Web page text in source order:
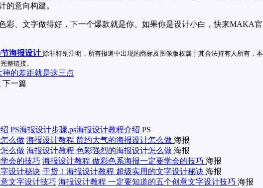
的意向构建。
彩、文字做得好，下一个爆款就是你。如果你是设计小白，快来MAKA官
海报设计 除非特别注明，所有报道中出现的商标及图像版权属于其合法持有人所有
整链接。
的差距就是这三点
下一篇
PS海报设计步骤,ps海报设计教程介绍 PS
海报设计教程 简约大气的海报设计怎么做 海报
海报设计教程 色彩强烈的海报设计怎么做 海报
海报设计教程 做彩色系海报一定要学会的技巧 海报
干货！海报设计教程 超级实用的文字设计秘诀 海报
海报设计教程 一定要知道的五个创意文字设计技巧 海报